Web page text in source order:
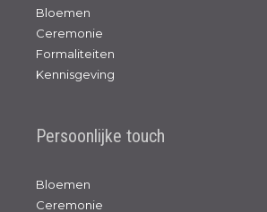
Bloemen
Ceremonie
Formaliteiten
Kennisgeving
Persoonlijke touch
Bloemen
Ceremonie